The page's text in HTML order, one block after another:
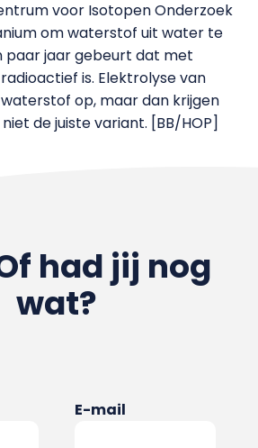
voor Isotopen Onderzoek
om waterstof uit water te
paar jaar gebeurt dat met
is. Elektrolyse van
op, maar dan krijgen
de juiste variant. [BB/HOP]
had jij nog
wat?
E-mail